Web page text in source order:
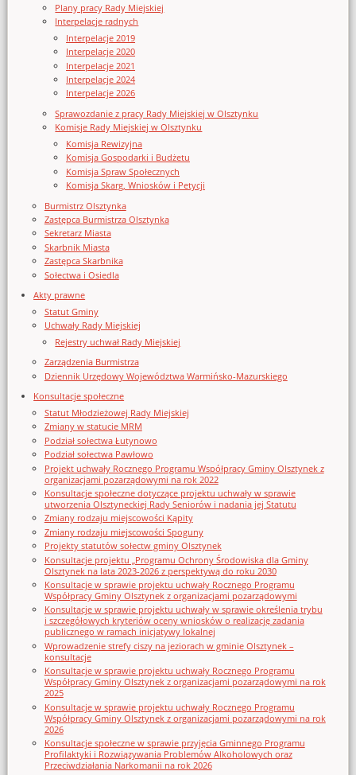
Plany pracy Rady Miejskiej
Interpelacje radnych
Interpelacje 2019
Interpelacje 2020
Interpelacje 2021
Interpelacje 2024
Interpelacje 2026
Sprawozdanie z pracy Rady Miejskiej w Olsztynku
Komisje Rady Miejskiej w Olsztynku
Komisja Rewizyjna
Komisja Gospodarki i Budżetu
Komisja Spraw Społecznych
Komisja Skarg, Wniosków i Petycji
Burmistrz Olsztynka
Zastępca Burmistrza Olsztynka
Sekretarz Miasta
Skarbnik Miasta
Zastępca Skarbnika
Sołectwa i Osiedla
Akty prawne
Statut Gminy
Uchwały Rady Miejskiej
Rejestry uchwał Rady Miejskiej
Zarządzenia Burmistrza
Dziennik Urzędowy Województwa Warmińsko-Mazurskiego
Konsultacje społeczne
Statut Młodzieżowej Rady Miejskiej
Zmiany w statucie MRM
Podział sołectwa Łutynowo
Podział sołectwa Pawłowo
Projekt uchwały Rocznego Programu Współpracy Gminy Olsztynek z
organizacjami pozarządowymi na rok 2022
Konsultacje społeczne dotyczące projektu uchwały w sprawie
utworzenia Olsztyneckiej Rady Seniorów i nadania jej Statutu
Zmiany rodzaju miejscowości Kąpity
Zmiany rodzaju miejscowości Spoguny
Projekty statutów sołectw gminy Olsztynek
Konsultacje projektu „Programu Ochrony Środowiska dla Gminy
Olsztynek na lata 2023-2026 z perspektywą do roku 2030
Konsultacje w sprawie projektu uchwały Rocznego Programu
Współpracy Gminy Olsztynek z organizacjami pozarządowymi
Konsultacje w sprawie projektu uchwały w sprawie określenia trybu
i szczegółowych kryteriów oceny wniosków o realizację zadania
publicznego w ramach inicjatywy lokalnej
Wprowadzenie strefy ciszy na jeziorach w gminie Olsztynek –
konsultacje
Konsultacje w sprawie projektu uchwały Rocznego Programu
Współpracy Gminy Olsztynek z organizacjami pozarządowymi na rok
2025
Konsultacje w sprawie projektu uchwały Rocznego Programu
Współpracy Gminy Olsztynek z organizacjami pozarządowymi na rok
2026
Konsultacje społeczne w sprawie przyjęcia Gminnego Programu
Profilaktyki i Rozwiązywania Problemów Alkoholowych oraz
Przeciwdziałania Narkomanii na rok 2026